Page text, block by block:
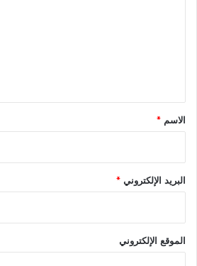
*
الاسم *
البريد الإلكتروني *
الموقع الإلكتروني